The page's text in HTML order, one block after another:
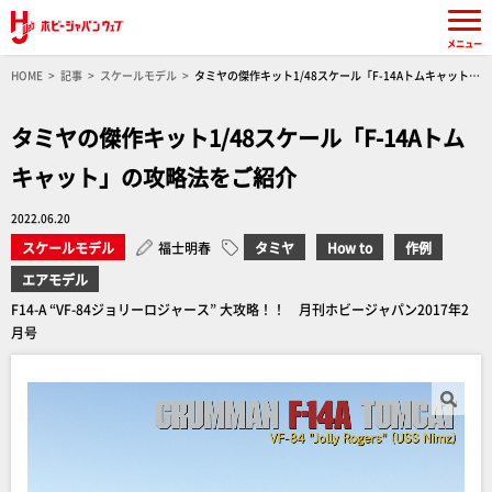
HOME 記事 スケールモデル
タミヤの傑作キット1/48スケール「F-14Aトムキャット」
タミヤの傑作キット1/48スケール「F-14Aトム
キャット」の攻略法をご紹介
2022.06.20
スケールモデル 福士明春 タミヤ How to
作例
エアモデル
F14-A “VF-84ジョリーロジャース” 大攻略！！ 月刊ホビージャパン2017年2
月号
メニュー